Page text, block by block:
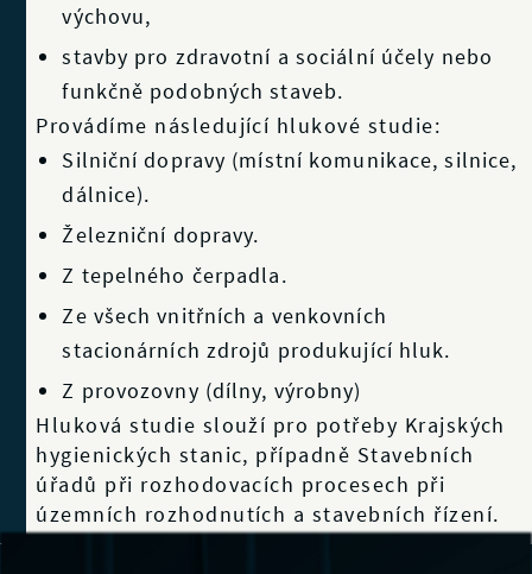
výchovu,
stavby pro zdravotní a sociální účely nebo
funkčně podobných staveb.
Provádíme následující hlukové studie:
Silniční dopravy (místní komunikace, silnice,
dálnice).
Železniční dopravy.
Z tepelného čerpadla.
Ze všech vnitřních a venkovních
stacionárních zdrojů produkující hluk.
Z provozovny (dílny, výrobny)
Hluková studie slouží pro potřeby Krajských
hygienických stanic, případně Stavebních
úřadů při rozhodovacích procesech při
územních rozhodnutích a stavebních řízení.